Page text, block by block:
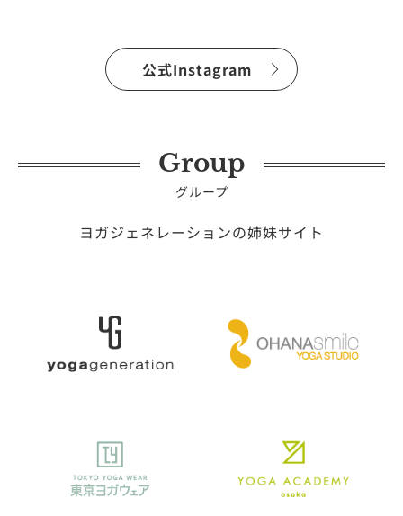
公式Instagram
Group
グループ
ヨガジェネレーションの姉妹サイト